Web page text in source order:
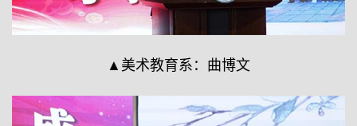
▲美术教育系：曲博文